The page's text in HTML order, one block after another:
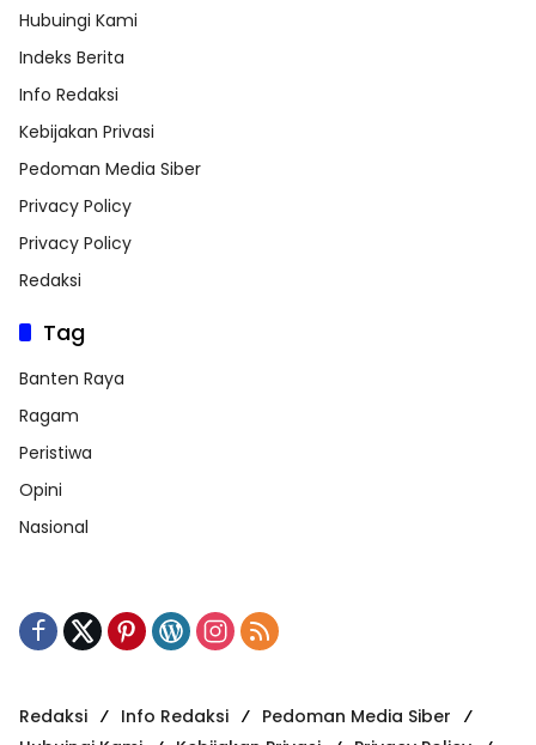
Hubuingi Kami
Indeks Berita
Info Redaksi
Kebijakan Privasi
Pedoman Media Siber
Privacy Policy
Privacy Policy
Redaksi
Tag
Banten Raya
Ragam
Peristiwa
Opini
Nasional
Redaksi Info Redaksi
Pedoman Media Siber